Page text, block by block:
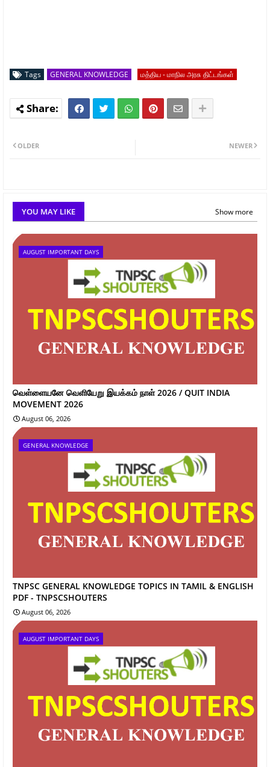
Tags GENERAL KNOWLEDGE மத்திய - மாநில அரசு திட்டங்கள்
NEWER
OLDER
YOU MAY LIKE Show more
AUGUST IMPORTANT DAYS
வெள்ளையனே வெளியேறு இயக்கம் நாள் 2026 / QUIT INDIA
MOVEMENT 2026
August 06, 2026
GENERAL KNOWLEDGE
TNPSC GENERAL KNOWLEDGE TOPICS IN TAMIL & ENGLISH
PDF - TNPSCSHOUTERS
August 06, 2026
AUGUST IMPORTANT DAYS